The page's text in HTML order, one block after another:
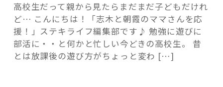
fleXe リノベ事例
「ひと」
高校生だって親から見たらまだまだ子どもだけれ
ど… こんにちは！「志木と朝霞のママさんを応
援！」ステキライフ編集部です♪ 勉強に遊びに
部活に・・と何かと忙しい今どきの高校生。 昔
とは放課後の遊び方がちょっと変わ […]